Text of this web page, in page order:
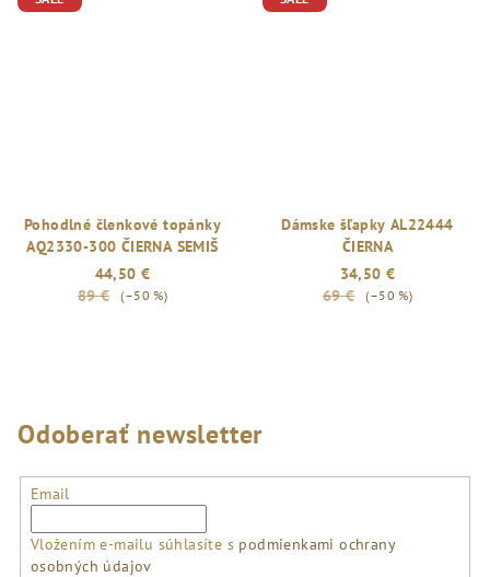
Pohodlné členkové topánky
AQ2330-300 ČIERNA SEMIŠ
44,50 €
89 €
(–50 %)
Dámske šľapky AL22444
ČIERNA
34,50 €
69 €
(–50 %)
Odoberať newsletter
Email
Vložením e-mailu súhlasíte s podmienkami ochrany
osobných údajov